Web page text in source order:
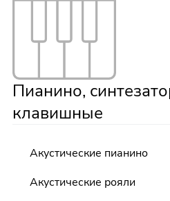
Пианино,
клавишные
Акустические пианино
Акустические рояли